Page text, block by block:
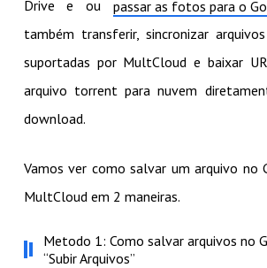
Drive e ou passar as fotos para o
também transferir, sincronizar
suportadas por MultCloud e baixar
arquivo torrent para nuvem
download.
Vamos ver como salvar um arquivo no
MultCloud em 2 maneiras.
Metodo 1: Como salvar arquivos no
“Subir Arquivos”